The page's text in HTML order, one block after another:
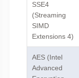
SSE4
(Streaming
SIMD
Extensions 4)
AES (Intel
Advanced